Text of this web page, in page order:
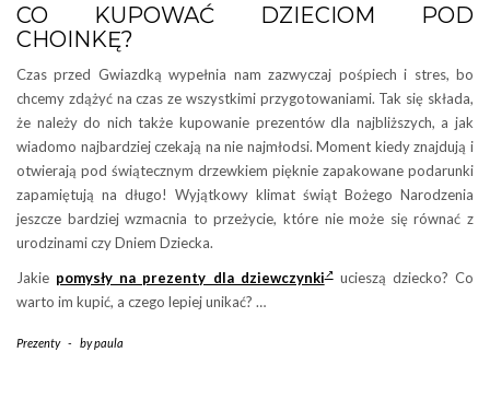
CO KUPOWAĆ DZIECIOM POD
CHOINKĘ?
Czas przed Gwiazdką wypełnia nam zazwyczaj pośpiech i stres, bo
chcemy zdążyć na czas ze wszystkimi przygotowaniami. Tak się składa,
że należy do nich także kupowanie prezentów dla najbliższych, a jak
wiadomo najbardziej czekają na nie najmłodsi. Moment kiedy znajdują i
otwierają pod świątecznym drzewkiem pięknie zapakowane podarunki
zapamiętują na długo! Wyjątkowy klimat świąt Bożego Narodzenia
jeszcze bardziej wzmacnia to przeżycie, które nie może się równać z
urodzinami czy Dniem Dziecka.
Jakie pomysły na prezenty dla dziewczynki ucieszą dziecko? Co
warto im kupić, a czego lepiej unikać? …
Prezenty - bypaula